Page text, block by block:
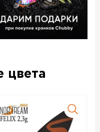
стоят качественные
средней толщины.
для активной рыбы,
в Казани и по
данный товар,
по телефону +7
цвета